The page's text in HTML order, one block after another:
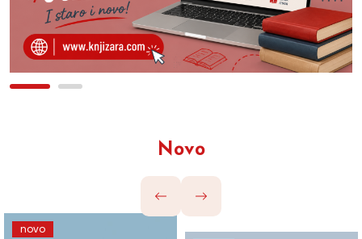
Novo
novo